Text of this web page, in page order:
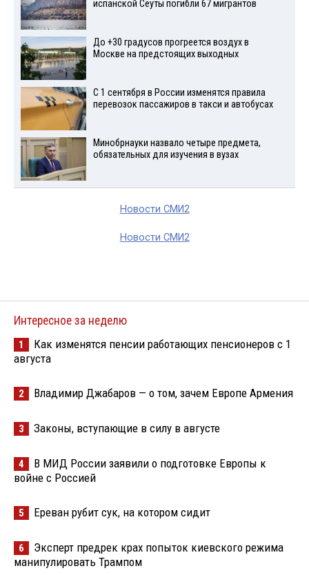
испанской Сеуты погибли 67 мигрантов
До +30 градусов прогреется воздух в
Москве на предстоящих выходных
С 1 сентября в России изменятся правила
перевозок пассажиров в такси и автобусах
Минобрнауки назвало четыре предмета,
обязательных для изучения в вузах
Новости СМИ2
Новости СМИ2
Интересное за неделю
1
Как изменятся пенсии работающих пенсионеров с 1
августа
2 Владимир Джабаров — о том, зачем Европе Армения
3 Законы, вступающие в силу в августе
4
В МИД России заявили о подготовке Европы к
войне с Россией
5 Ереван рубит сук, на котором сидит
6
Эксперт предрек крах попыток киевского режима
манипулировать Трампом